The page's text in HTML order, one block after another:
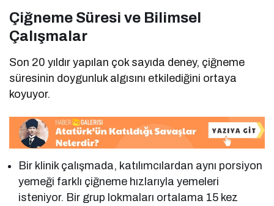
Çiğneme Süresi ve Bilimsel
Çalışmalar
Son 20 yıldır yapılan çok sayıda deney, çiğneme
süresinin doygunluk algısını etkilediğini ortaya
koyuyor.
Bir klinik çalışmada, katılımcılardan aynı porsiyon
yemeği farklı çiğneme hızlarıyla yemeleri
isteniyor. Bir grup lokmaları ortalama 15 kez